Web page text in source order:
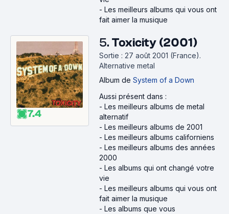
- Les meilleurs albums qui vous ont
fait aimer la musique
7.4
5. Toxicity (2001)
Sortie : 27 août 2001 (France).
Alternative metal
Album de System of a Down
Aussi présent dans :
- Les meilleurs albums de metal
alternatif
- Les meilleurs albums de 2001
- Les meilleurs albums californiens
- Les meilleurs albums des années
2000
- Les albums qui ont changé votre
vie
- Les meilleurs albums qui vous ont
fait aimer la musique
- Les albums que vous